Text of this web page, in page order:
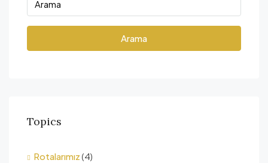
Arama
Topics
Rotalarımız (4)